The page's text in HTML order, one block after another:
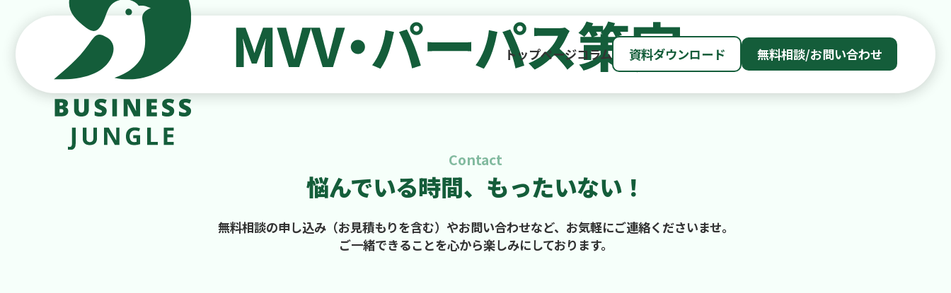
トップページコラム 資料ダウンロード 無料相談/お問い合わせ
Contact
悩んでいる時間、 もったいない！
無料相談の申し込み（お見積もりを含む）やお問い合わせなど、お気軽にご連絡くださいませ。
ご一緒できることを心から楽しみにしております。